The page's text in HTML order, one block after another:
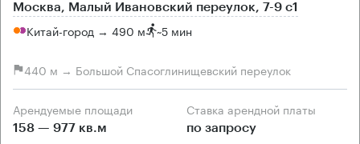
Москва, Малый Ивановский переулок, 7-9 с1
Китай-город → 490 м ~5 мин
440 м → Большой Спасоглинищевский переулок
Арендуемые площади
158 — 977 кв.м
Ставка арендной платы
по запросу